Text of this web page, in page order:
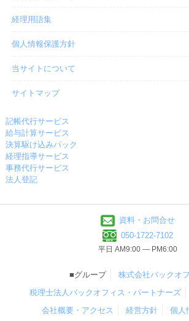
経理用語集
個人情報保護方針
当サイトについて
サイトマップ
記帳代行サービス
給与計算サービス
決算駆け込みパック
経理指導サービス
事務代行サービス
法人登記
資料・お問合せ
050-1722-7102
平日 AM9:00 ― PM6:00
■グループ
株式会社バックオ
税理士法人バックオフィス・パートナーズ
会社概要・アクセス
経営方針 個人